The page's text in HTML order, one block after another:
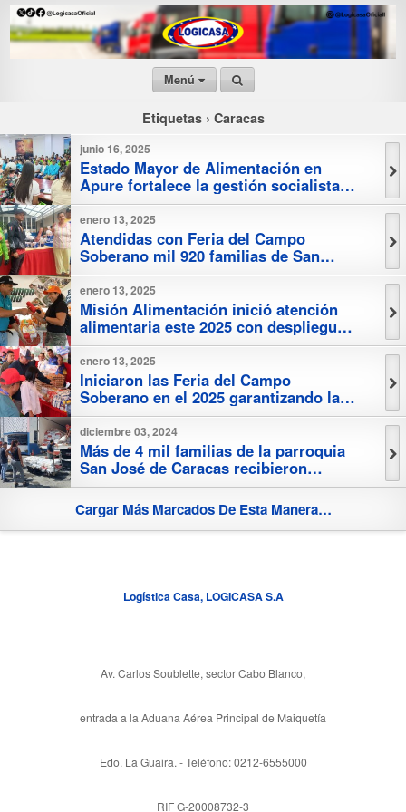
Menú
Etiquetas › Caracas
junio 16, 2025
Estado Mayor de Alimentación en
Apure fortalece la gestión socialista
alimentaria
enero 13, 2025
Atendidas con Feria del Campo
Soberano mil 920 familias de San
José
enero 13, 2025
Misión Alimentación inició atención
alimentaria este 2025 con despliegue
en Sotillo
enero 13, 2025
Iniciaron las Feria del Campo
Soberano en el 2025 garantizando la
seguridad alimentaria
diciembre 03, 2024
Más de 4 mil familias de la parroquia
San José de Caracas recibieron
combo proteico
Cargar Más Marcados De Esta Manera…
Logística Casa, LOGICASA S.A
Av. Carlos Soublette, sector Cabo Blanco,
entrada a la Aduana Aérea Principal de Maiquetía
Edo. La Guaira. - Teléfono: 0212-6555000
RIF G-20008732-3